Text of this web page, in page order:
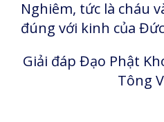
Nghiêm, tức là cháu
đúng với kinh của
Giải đáp Đạo Phật
Tông